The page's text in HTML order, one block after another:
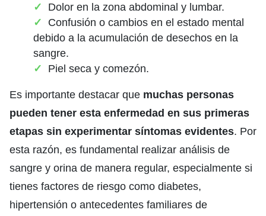
Dolor en la zona abdominal y lumbar.
Confusión o cambios en el estado mental
debido a la acumulación de desechos en la
sangre.
Piel seca y comezón.
Es importante destacar que muchas personas
pueden tener esta enfermedad en sus primeras
etapas sin experimentar síntomas evidentes. Por
esta razón, es fundamental realizar análisis de
sangre y orina de manera regular, especialmente si
tienes factores de riesgo como diabetes,
hipertensión o antecedentes familiares de